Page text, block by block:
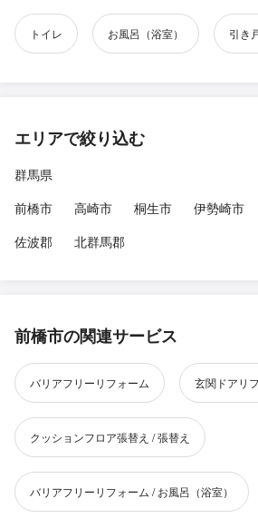
トイレ お風呂（浴室） 引き
エリアで絞り込む
群馬県
前橋市
高崎市 桐生市 伊勢崎市
佐波郡
北群馬郡
前橋市の関連サービス
バリアフリーリフォーム 玄関ドアリ
クッションフロア張替え / 張替え
バリアフリーリフォーム / お風呂（浴室）